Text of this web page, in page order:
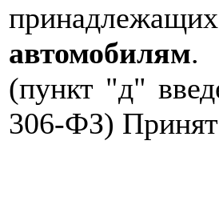
автомобилям.
(пункт "д"
306-ФЗ) Принят